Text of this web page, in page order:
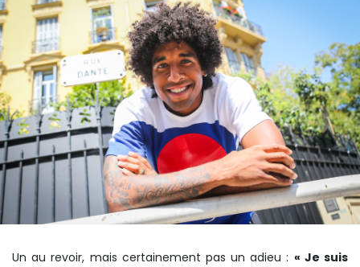
Un au revoir, mais certainement pas un adieu : « Je suis